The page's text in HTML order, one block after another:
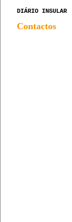
DIÁRIO INSULAR
Contactos